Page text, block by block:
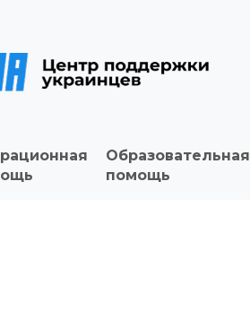
Образовательная
помощь